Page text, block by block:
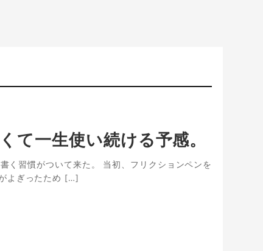
一生使い続ける予感。
く習慣がついて来た。 当初、フリクションペンを
よぎったため […]